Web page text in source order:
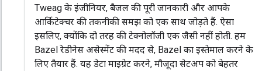
Tweag के इंजीनियर, बैजल की पूरी जानकारी और आपके
आर्किटेक्चर की तकनीकी समझ को एक साथ जोड़ते हैं. ऐसा
इसलिए, क्योंकि दो तरह की टेक्नोलॉजी एक जैसी नहीं होती. हम
Bazel रेडीनेस असेस्मेंट की मदद से, Bazel का इस्तेमाल करने के
लिए तैयार हैं. यह डेटा माइग्रेट करने, मौजूदा सेटअप को बेहतर